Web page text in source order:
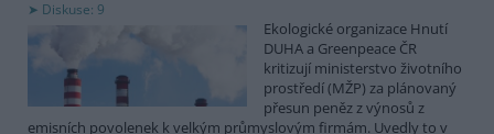
Diskuse: 9
Ekologické organizace Hnutí
DUHA a Greenpeace ČR
kritizují ministerstvo životního
prostředí (MŽP) za plánovaný
přesun peněz z výnosů z
emisních povolenek k velkým průmyslovým firmám. Uvedly to v